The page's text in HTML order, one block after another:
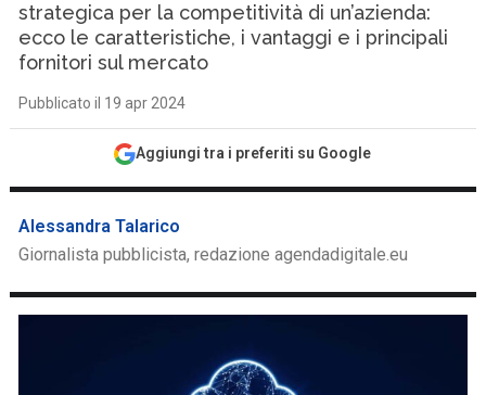
strategica per la competitività di un’azienda:
ecco le caratteristiche, i vantaggi e i principali
fornitori sul mercato
Pubblicato il 19 apr 2024
Aggiungi tra i preferiti su Google
Alessandra Talarico
Giornalista pubblicista, redazione agendadigitale.eu